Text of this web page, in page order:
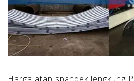
Harga atap spandek lengkung